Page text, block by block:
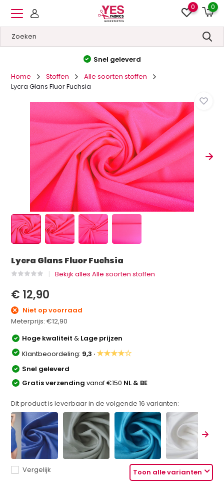
0 0
Hoge kwaliteit&Lage prijzen
Home
Stoffen
Alle soorten stoffen
Lycra Glans Fluor Fuchsia
Lycra Glans Fluor Fuchsia
Bekijk alles Alle soorten stoffen
€ 12,90
Niet op voorraad
Meterprijs:€12,90
Hoge kwaliteit& Lage prijzen
Klantbeoordeling: 9,3 ·★★★★☆
Snel geleverd
Gratis verzendingvanaf €150 NL & BE
Dit product is leverbaar in de volgende16 varianten:
Toon alle varianten
Vergelijk